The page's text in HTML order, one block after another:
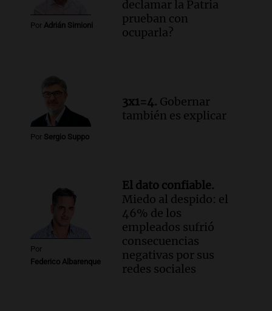
Manifestación en Rosario contra
la ley de Propiedad Privada debatida en
Audio.
por la Ley de Tierras: "Construyeron un
relato mentiroso"
Informados al regreso
Episodios
Por Adrián Simioni
declamar la Patria
prueban con
ocuparla?
Por Sergio Suppo
3x1=4. Gobernar
también es explicar
Por
Federico Albarenque
El dato confiable.
Miedo al despido: el
46% de los
empleados sufrió
consecuencias
negativas por sus
redes sociales